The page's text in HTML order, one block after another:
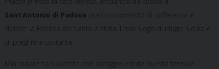
Sant’Antonio di Padova questo momento di sofferenza e
dolore: la Basilica del Santo è stata il mio luogo di rifugio sicuro e
di preghiera costante.
Mia madre ha superato con coraggio e fede questo terribile